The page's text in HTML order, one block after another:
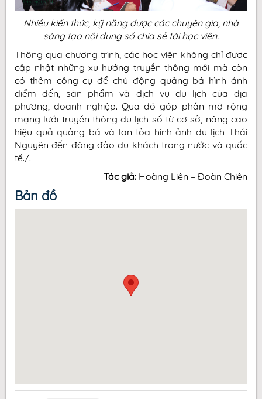
Nhiều kiến thức, kỹ năng được các chuyên gia, nhà
sáng tạo nội dung số chia sẻ tới học viên.
Thông qua chương trình, các học viên không chỉ được
cập nhật những xu hướng truyền thông mới mà còn
có thêm công cụ để chủ động quảng bá hình ảnh
điểm đến, sản phẩm và dịch vụ du lịch của địa
phương, doanh nghiệp. Qua đó góp phần mở rộng
mạng lưới truyền thông du lịch số từ cơ sở, nâng cao
hiệu quả quảng bá và lan tỏa hình ảnh du lịch Thái
Nguyên đến đông đảo du khách trong nước và quốc
tế./.
Tác giả: Hoàng Liên – Đoàn Chiên
Bản đồ